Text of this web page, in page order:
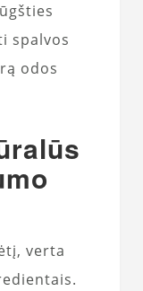
spalvos
odos
verta